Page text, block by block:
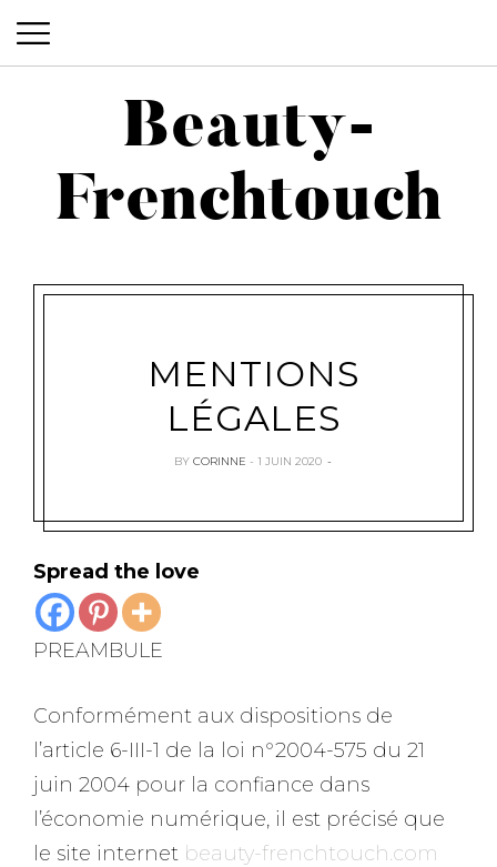
Beauty-Frenchtouch
Beauty-
Frenchtouch
MENTIONS
LÉGALES
BY CORINNE 1 JUIN 2020
Spread the love
PREAMBULE
Conformément aux dispositions de
l’article 6-III-1 de la loi n°2004-575 du 21
juin 2004 pour la confiance dans
l’économie numérique, il est précisé que
le site internet beauty-frenchtouch.com